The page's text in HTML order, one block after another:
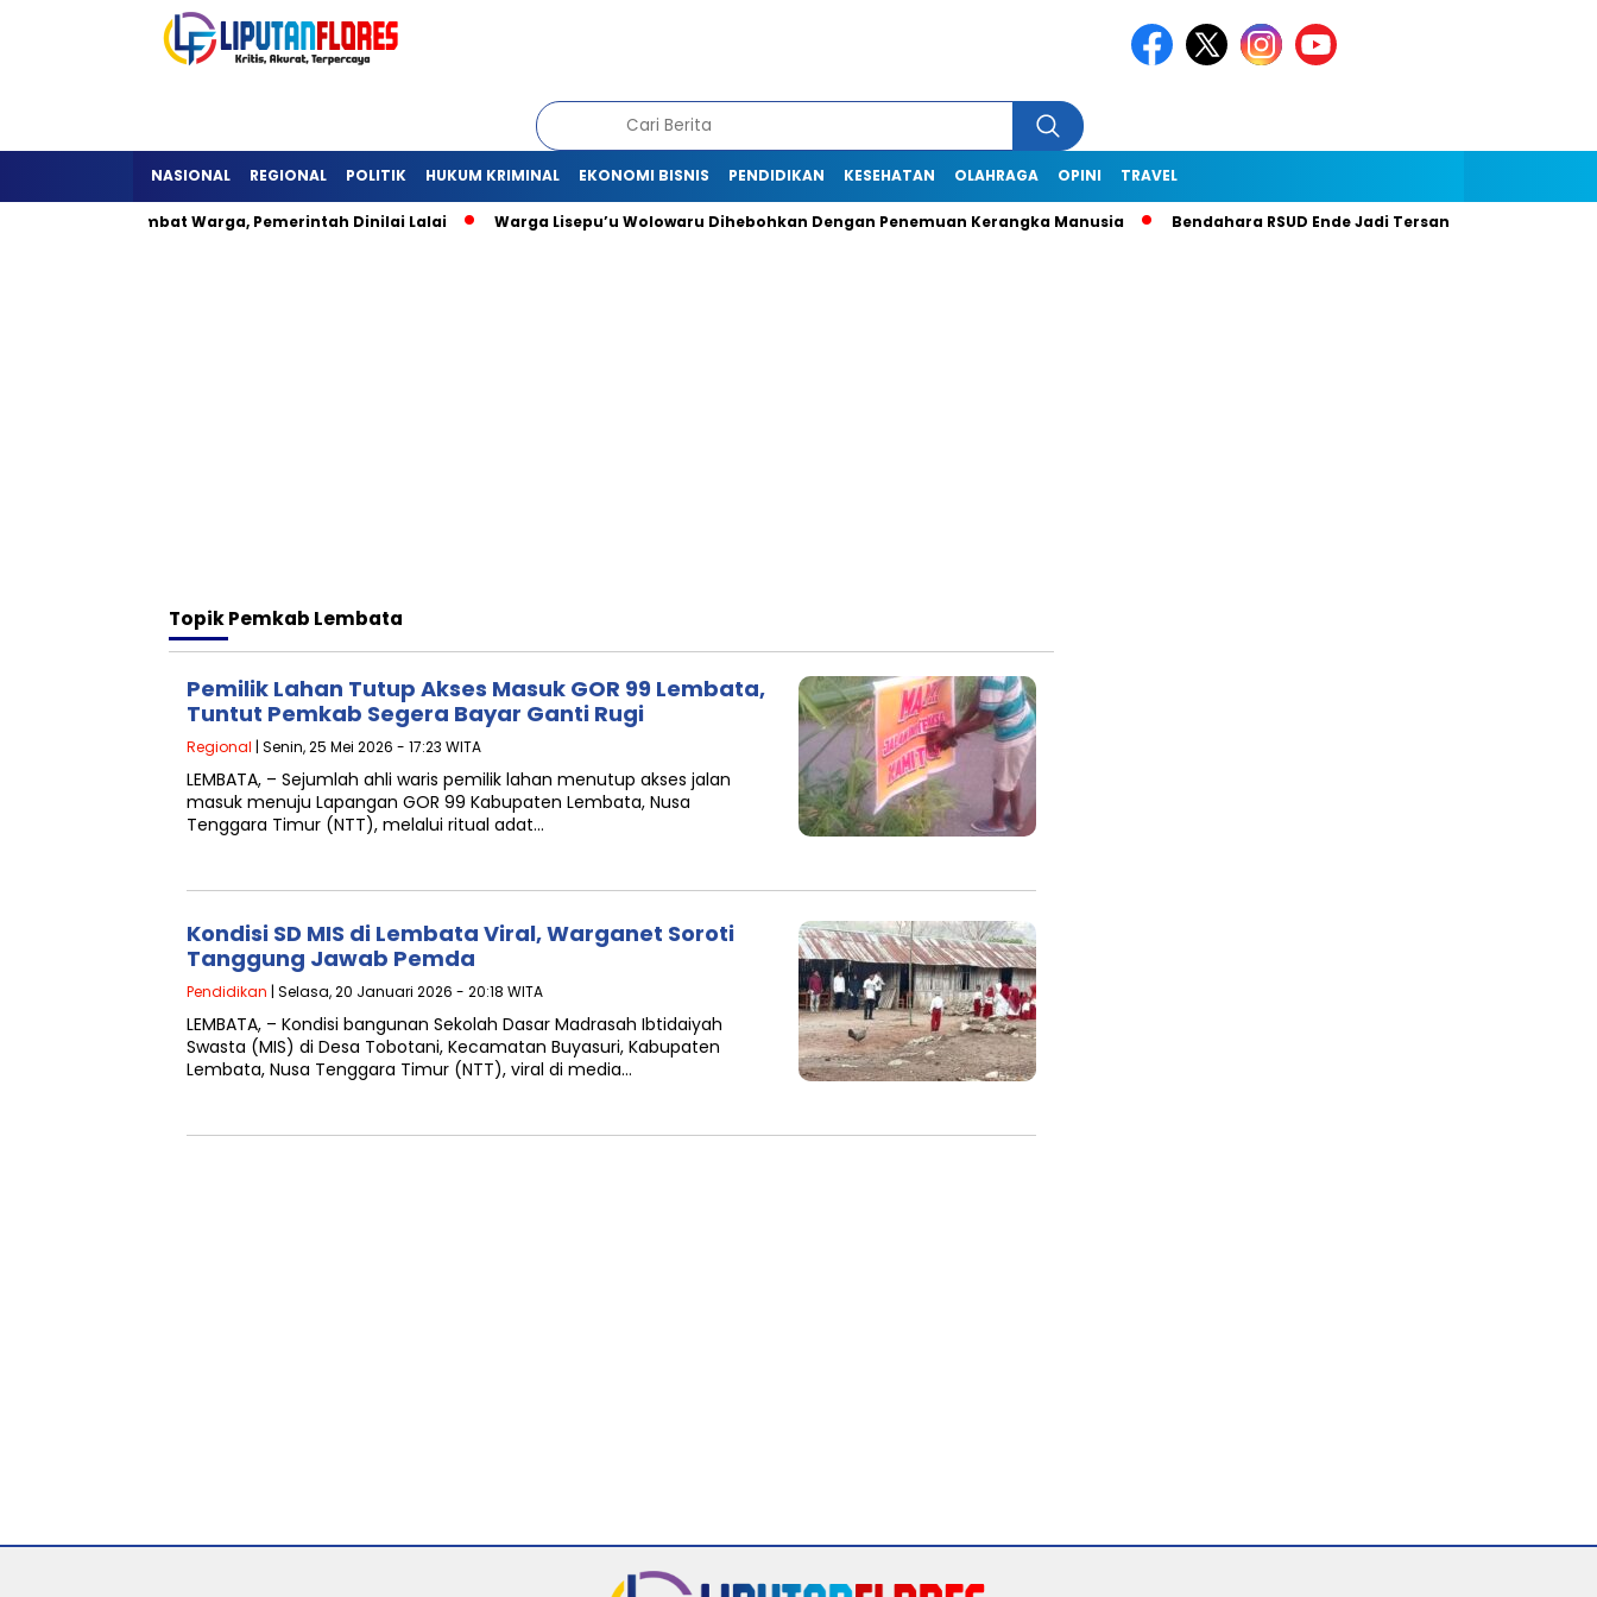
NASIONAL REGIONAL POLITIK HUKUM KRIMINAL EKONOMI BISNIS PENDIDIKAN KESEHATAN OLAHRAGA OPINI TRAVEL
Detukeli Hambat Warga, Pemerintah Dinilai Lalai Warga Lisepu’u Wolowaru Dihebohkan Dengan Penemuan Kerangka Manusia Bendahara RSUD Ende Jadi Tersangka Dugaan
TopikPemkab Lembata
Pemilik Lahan Tutup Akses Masuk GOR 99 Lembata,
Tuntut Pemkab Segera Bayar Ganti Rugi
Regional | Senin, 25 Mei 2026 - 17:23 WITA
LEMBATA, – Sejumlah ahli waris pemilik lahan menutup akses jalan
masuk menuju Lapangan GOR 99 Kabupaten Lembata, Nusa
Tenggara Timur (NTT), melalui ritual adat…
Kondisi SD MIS di Lembata Viral, Warganet Soroti
Tanggung Jawab Pemda
Pendidikan | Selasa, 20 Januari 2026 - 20:18 WITA
LEMBATA, – Kondisi bangunan Sekolah Dasar Madrasah Ibtidaiyah
Swasta (MIS) di Desa Tobotani, Kecamatan Buyasuri, Kabupaten
Lembata, Nusa Tenggara Timur (NTT), viral di media…